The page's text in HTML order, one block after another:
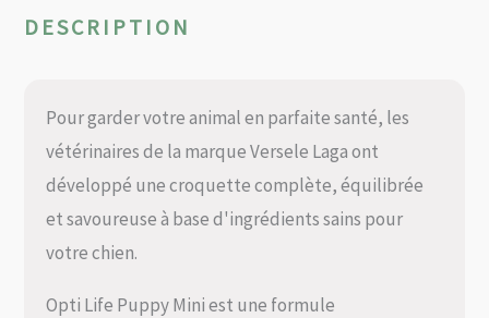
DESCRIPTION
Pour garder votre animal en parfaite santé, les
vétérinaires de la marque Versele Laga ont
développé une croquette complète, équilibrée
et savoureuse à base d'ingrédients sains pour
votre chien.
Opti Life Puppy Mini est une formule